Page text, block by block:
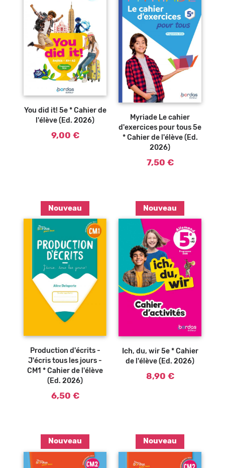
Ajouter au
You did it! 5e * Cahier de
l'élève (Ed. 2026)
9,00 €
Ajouter au
Myriade Le cahier
d'exercices pour tous 5e
* Cahier de l'élève (Ed.
2026)
7,50 €
Nouveau
Ajouter au
Production d'écrits -
J'écris tous les jours -
CM1 * Cahier de l'élève
(Ed. 2026)
6,50 €
Nouveau
Ajouter au
Ich, du, wir 5e * Cahier
de l'élève (Ed. 2026)
8,90 €
Nouveau Nouveau